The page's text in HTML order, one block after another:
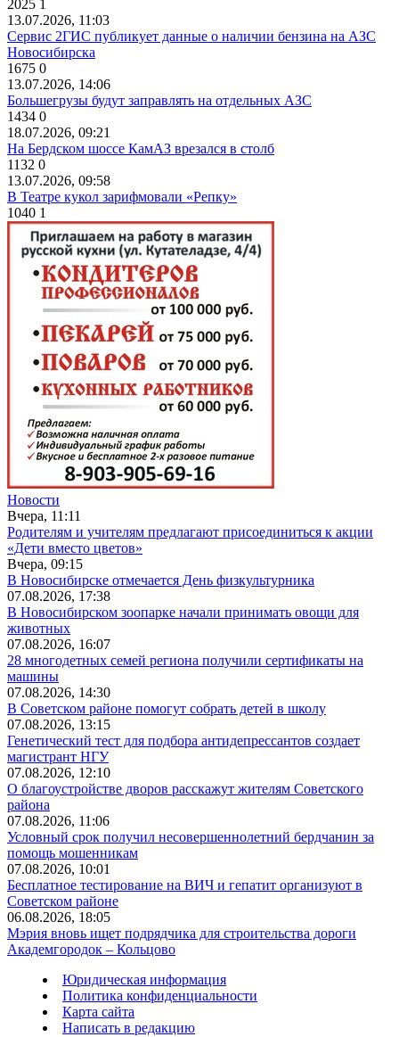
2025 1
13.07.2026, 11:03
Сервис 2ГИС публикует данные о наличии бензина на АЗС
Новосибирска
1675 0
13.07.2026, 14:06
Большегрузы будут заправлять на отдельных АЗС
1434 0
18.07.2026, 09:21
На Бердском шоссе КамАЗ врезался в столб
1132 0
13.07.2026, 09:58
В Театре кукол зарифмовали «Репку»
1040 1
Новости
Вчера, 11:11
Родителям и учителям предлагают присоединиться к акции
«Дети вместо цветов»
Вчера, 09:15
В Новосибирске отмечается День физкультурника
07.08.2026, 17:38
В Новосибирском зоопарке начали принимать овощи для
животных
07.08.2026, 16:07
28 многодетных семей региона получили сертификаты на
машины
07.08.2026, 14:30
В Советском районе помогут собрать детей в школу
07.08.2026, 13:15
Генетический тест для подбора антидепрессантов создает
магистрант НГУ
07.08.2026, 12:10
О благоустройстве дворов расскажут жителям Советского
района
07.08.2026, 11:06
Условный срок получил несовершеннолетний бердчанин за
помощь мошенникам
07.08.2026, 10:01
Бесплатное тестирование на ВИЧ и гепатит организуют в
Советском районе
06.08.2026, 18:05
Мэрия вновь ищет подрядчика для строительства дороги
Академгородок – Кольцово
Юридическая информация
Политика конфиденциальности
Карта сайта
Написать в редакцию